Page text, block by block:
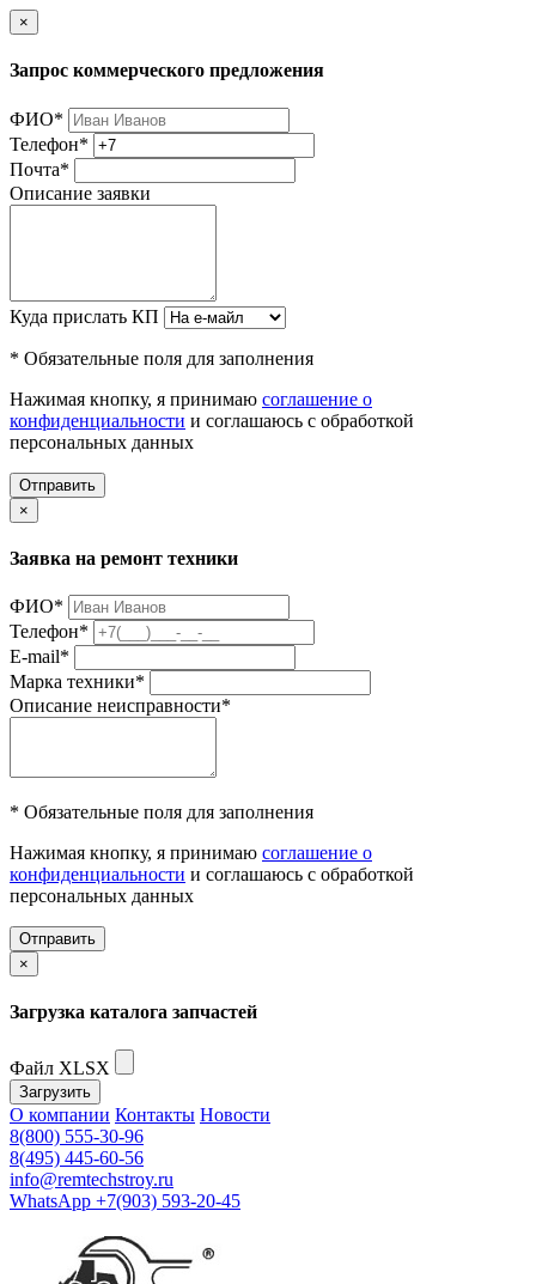
×
Запрос коммерческого предложения
ФИО*
Телефон*
Почта*
Описание заявки
Куда прислать КП
* Обязательные поля для заполнения
Нажимая кнопку, я принимаю соглашение о
конфиденциальности и соглашаюсь с обработкой
персональных данных
Отправить
×
Заявка на ремонт техники
ФИО*
Телефон*
E-mail*
Марка техники*
Описание неисправности*
* Обязательные поля для заполнения
Нажимая кнопку, я принимаю соглашение о
конфиденциальности и соглашаюсь с обработкой
персональных данных
Отправить
×
Загрузка каталога запчастей
Файл XLSX
Загрузить
О компании Контакты Новости
8(800) 555-30-96
8(495) 445-60-56
info@remtechstroy.ru
WhatsApp +7(903) 593-20-45